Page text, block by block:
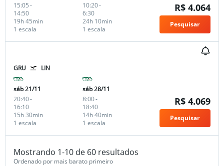
15:05-
14:50
1 escala
19h 45min
10:20-
6:30
1 escala
24h 10min
R$ 4.064
Pesquisar
GRU LIN
sáb 21/11
20:40-
16:10
1 escala
15h 30min
sáb 28/11
8:00-
18:40
1 escala
14h 40min
R$ 4.069
Pesquisar
Mostrando 1-10 de 60 resultados
Ordenado por mais barato primeiro